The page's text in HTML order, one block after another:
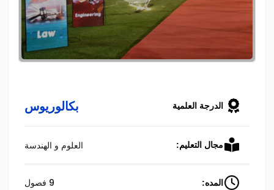
الدرجة العلمية بكالوريوس
مجال التعليم: العلوم و الهندسة
المده: 9 فصول